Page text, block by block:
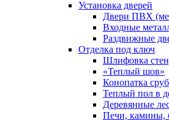
Установка дверей
Двери ПВХ
Входные
Раздвижные
Отделка под ключ
Шлифовка
«Теплый шов»
Конопатка
Теплый пол в
Деревянные
Печи, камины,